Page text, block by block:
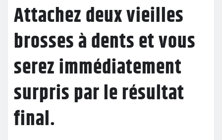
Attachez deux vieilles
brosses à dents et vous
serez immédiatement
surpris par le résultat
final.